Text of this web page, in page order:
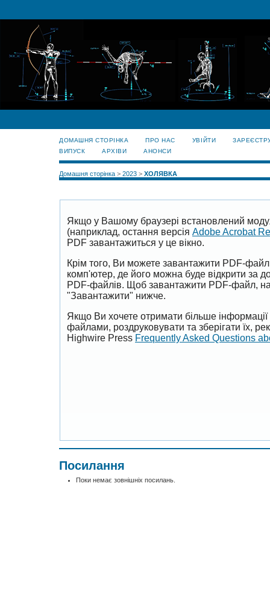
ДОМАШНЯ СТОРІНКА ПРО НАС УВІЙТИ
ВИПУСК
АРХІВИ АНОНСИ
Домашня сторінка > 2023 > ХОЛЯВКА
Якщо у Вашому браузері встановлений
(наприклад, остання версія Adobe Acrobat
PDF завантажиться у це вікно.
Крім того, Ви можете завантажити PDF-
комп'ютер, де його можна буде відкрити за
PDF-файлів. Щоб завантажити PDF-файл,
"Завантажити" нижче.
Якщо Ви хочете отримати більше
файлами, роздруковувати та зберігати їх,
Highwire Press Frequently Asked Questions
Посилання
Поки немає зовнішніх посилань.